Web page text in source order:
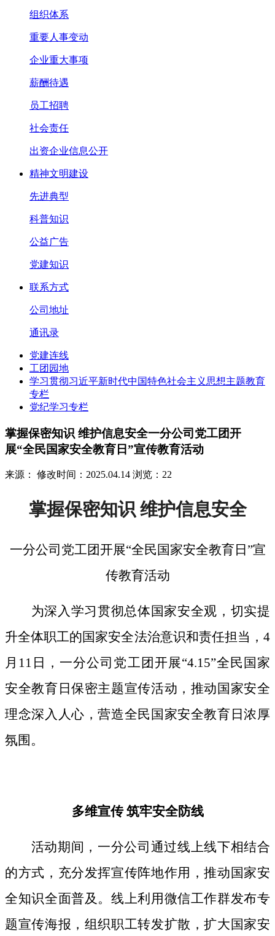
组织体系
重要人事变动
企业重大事项
薪酬待遇
员工招聘
社会责任
出资企业信息公开
精神文明建设
先进典型
科普知识
公益广告
党建知识
联系方式
公司地址
通讯录
党建连线
工团园地
学习贯彻习近平新时代中国特色社会主义思想主题教育
专栏
党纪学习专栏
掌握保密知识 维护信息安全一分公司党工团开
展“全民国家安全教育日”宣传教育活动
来源： 修改时间：2025.04.14 浏览：22
掌握保密知识 维护信息安全
一分公司党工团开展“全民国家安全教育日”宣
传教育活动
为深入学习贯彻总体国家安全观，切实提
升全体职工的国家安全法治意识和责任担当， 4
月11日，一分公司党工团开展“4.15”全民国家
安全教育日保密主题宣传活动，推动国家安全
理念深入人心，营造全民国家安全教育日浓厚
氛围。
多维宣传筑牢安全防线
活动期间， 一分公司通过线上线下相结合
的方式， 充分发挥宣传阵地作用，推动国家安
全知识全面普及。线上利用微信工作群发布专
题宣传海报，组织职工转发扩散，扩大国家安